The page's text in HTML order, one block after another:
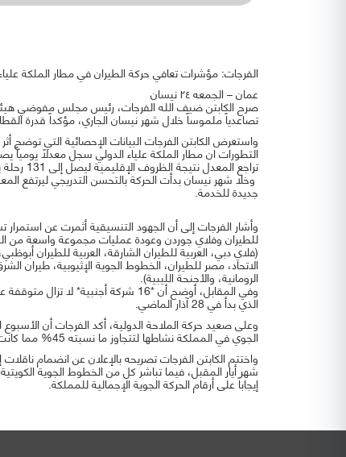
الفرجات: مؤشرات تعافي حركة الطيران في مطار الملكة علياء الدولي
عمان – الجمعه ٢٤ نيسان
صرح الكابتن ضيف الله الفرجات، رئيس مجلس مفوضي
تصاعدياً ملموساً خلال شهر نيسان الجاري، مؤكداً قدرة
واستعرض الكابتن الفرجات البيانات الإحصائية التي توضح
التطورات ان مطار الملكة علياء الدولي سجل معدلاً يومياً يصل الى 241 رحلة خلال شهر شباط قبل الازمة الاخيرة الا انه
تراجع المعدل نتيجة الظروف الإقليمية ليصل إلى 131 رحلة يوميا
جديدة للخدمة.
وأشار الفرجات إلى أن الجهود التنسيقية أثمرت عن
للطيران وفلاي جوردن وعودة عمليات مجموعة واسعة من
(فلاي دبي، العربية للطيران الشارقة، العربية للطيران
الاتحاد، مصر للطيران، الخطوط الجوية الإثيوبية، طيران
الرومانية، والأجنحة الليبية).
وفي المقابل، أوضح أن *16 شركة
الذي بدأ في 28 آذار الماضي.
وعلى صعيد حركة الملاحة الدولية، أكد الفرجات أن الأسبوع
الجوي في المملكة نشاطها لتتجاوز ما نسبته 45% مما كانت عليه قبل الأزمة، مما يعزز دور الأردن كمركز حيوي وآمن للملاحة الجوية الدولية.
واختتم الكابتن الفرجات تصريحه بالإعلان عن انضمام
شهر أيار المقبل، فيما تباشر كل من الخطوط الجوية
إيجاباً على أرقام الحركة الجوية الإجمالية للمملكة.